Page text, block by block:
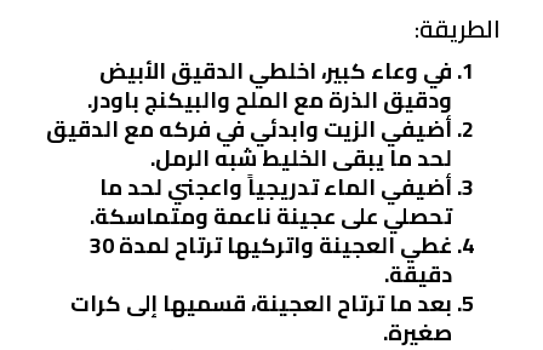
الطريقة:
في وعاء كبير، اخلطي الدقيق الأبيض
ودقيق الذرة مع الملح والبيكنج باودر.
أضيفي الزيت وابدئي في فركه مع الدقيق
لحد ما يبقى الخليط شبه الرمل.
أضيفي الماء تدريجياً واعجني لحد ما
تحصلي على عجينة ناعمة ومتماسكة.
غطي العجينة واتركيها ترتاح لمدة 30
دقيقة.
بعد ما ترتاح العجينة، قسميها إلى كرات
صغيرة.